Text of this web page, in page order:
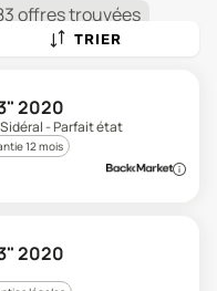
offrestrouvées
TRIER
2020
Sidéral - Parfait état
12 mois
2020